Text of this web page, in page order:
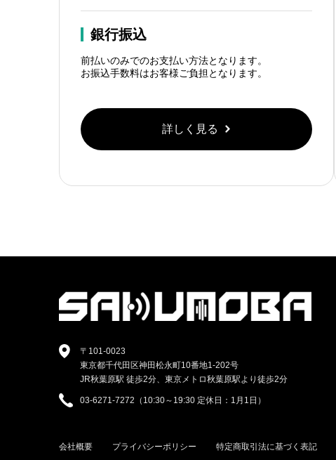
銀行振込
前払いのみでのお支払い方法となります。
お振込手数料はお客様ご負担となります。
詳しく見る
〒101-0023
東京都千代田区神田松永町10番地1-202号
JR秋葉原駅 徒歩2分、東京メトロ秋葉原駅より徒歩2分
03-6271-7272（10:30～19:30 定休日：1月1日）
会社概要 プライバシーポリシー 特定商取引法に基づく表記